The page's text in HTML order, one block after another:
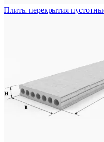
Плиты перекрытия